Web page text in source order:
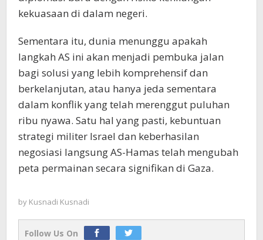
kekuasaan di dalam negeri.
Sementara itu, dunia menunggu apakah
langkah AS ini akan menjadi pembuka jalan
bagi solusi yang lebih komprehensif dan
berkelanjutan, atau hanya jeda sementara
dalam konflik yang telah merenggut puluhan
ribu nyawa. Satu hal yang pasti, kebuntuan
strategi militer Israel dan keberhasilan
negosiasi langsung AS-Hamas telah mengubah
peta permainan secara signifikan di Gaza.
by Kusnadi Kusnadi
Follow Us On